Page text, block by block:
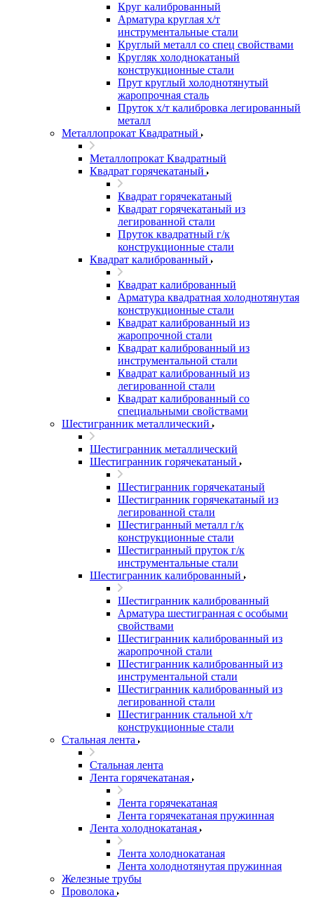
Круг калиброванный
Арматура круглая х/т
инструментальные стали
Круглый металл со спец свойствами
Кругляк холоднокатаный
конструкционные стали
Прут круглый холоднотянутый
жаропрочная сталь
Пруток х/т калибровка легированный
металл
Металлопрокат Квадратный
Металлопрокат Квадратный
Квадрат горячекатаный
Квадрат горячекатаный
Квадрат горячекатаный из
легированной стали
Пруток квадратный г/к
конструкционные стали
Квадрат калиброванный
Квадрат калиброванный
Арматура квадратная холоднотянутая
конструкционные стали
Квадрат калиброванный из
жаропрочной стали
Квадрат калиброванный из
инструментальной стали
Квадрат калиброванный из
легированной стали
Квадрат калиброванный со
специальными свойствами
Шестигранник металлический
Шестигранник металлический
Шестигранник горячекатаный
Шестигранник горячекатаный
Шестигранник горячекатаный из
легированной стали
Шестигранный металл г/к
конструкционные стали
Шестигранный пруток г/к
инструментальные стали
Шестигранник калиброванный
Шестигранник калиброванный
Арматура шестигранная с особыми
свойствами
Шестигранник калиброванный из
жаропрочной стали
Шестигранник калиброванный из
инструментальной стали
Шестигранник калиброванный из
легированной стали
Шестигранник стальной х/т
конструкционные стали
Стальная лента
Стальная лента
Лента горячекатаная
Лента горячекатаная
Лента горячекатаная пружинная
Лента холоднокатаная
Лента холоднокатаная
Лента холоднотянутая пружинная
Железные трубы
Проволока